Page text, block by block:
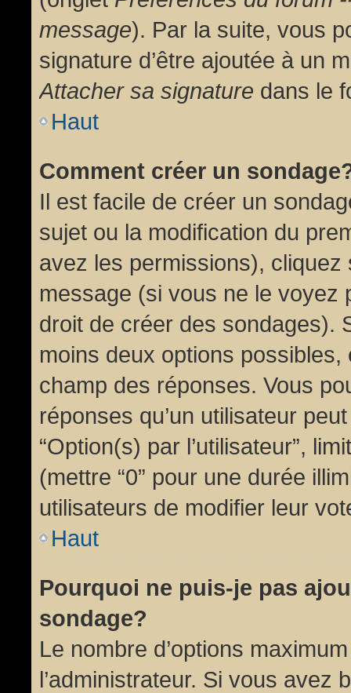
message). Par la suite, vous
signature d’être ajoutée à un
Attacher sa signature dans le
Haut
Comment créer un
Il est facile de créer un
sujet ou la modification du
avez les permissions), cliquez
message (si vous ne le voyez
droit de créer des sondages).
moins deux options
champ des réponses. Vous
réponses qu’un utilisateur
“Option(s) par l’utilisateur”,
(mettre “0” pour une durée
utilisateurs de modifier leur
Haut
Pourquoi ne puis-je pas
sondage?
Le nombre d’options
l’administrateur. Si vous avez